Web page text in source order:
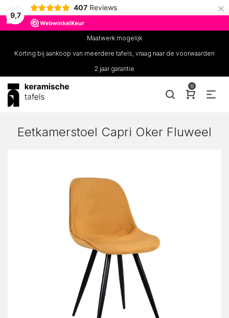
9,7
407 Reviews ×
Maatwerk mogelijk
Korting bij aankoop van meerdere tafels, vraag naar de voorwaarden
2 jaar garantie
0
Eetkamerstoel Capri Oker Fluweel